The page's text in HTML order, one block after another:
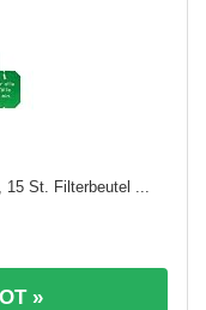
St. Filterbeutel ...
»